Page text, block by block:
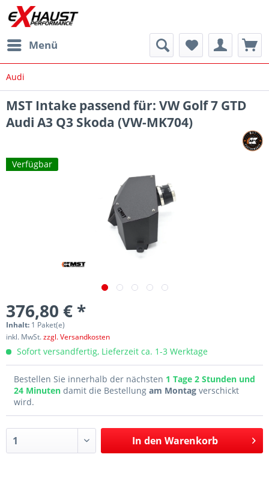
Menü
Audi
MST Intake passend für: VW Golf 7 GTD
Audi A3 Q3 Skoda (VW-MK704)
Verfügbar
376,80 € *
Inhalt: 1 Paket(e)
inkl. MwSt.zzgl. Versandkosten
Sofort versandfertig, Lieferzeit ca. 1-3 Werktage
Bestellen Sie innerhalb der nächsten 1 Tage 2 Stunden und
24 Minuten damit die Bestellung am Montag verschickt
wird.
In den Warenkorb